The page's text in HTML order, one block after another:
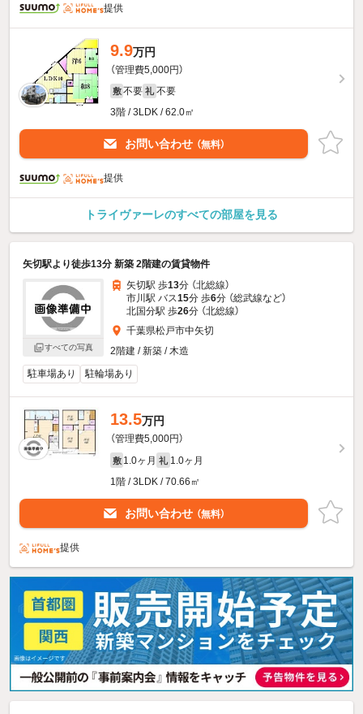
提供
9.9万円
（管理費5,000円）
敷 不要 礼 不要
3階 / 3LDK / 62.0㎡
お問い合わせ （無料）
提供
トライヴァーレのすべての部屋を見る
矢切駅より徒歩13分 新築 2階建の賃貸物件
すべての写真
矢切駅 歩13分 （北総線）
市川駅 バス15分 歩6分 （総武線など）
北国分駅 歩26分 （北総線）
千葉県松戸市中矢切
2階建 / 新築 / 木造
駐車場あり
駐輪場あり
13.5万円
（管理費5,000円）
敷 1.0ヶ月 礼 1.0ヶ月
1階 / 3LDK / 70.66㎡
お問い合わせ （無料）
提供